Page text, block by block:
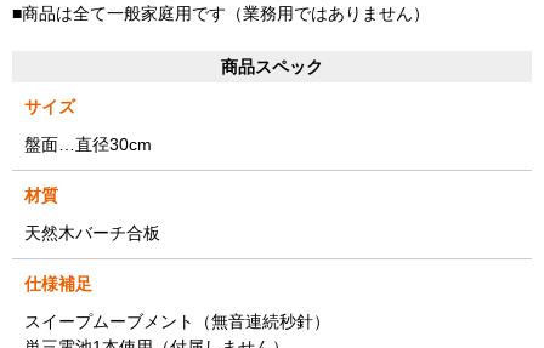
■商品は全て一般家庭用です（業務用ではありません）
商品スペック
サイズ
盤面…直径30cm
材質
天然木バーチ合板
仕様補足
スイープムーブメント（無音連続秒針）